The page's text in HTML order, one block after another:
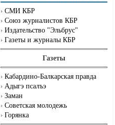
СМИ КБР
Союз журналистов КБР
Издательство "Эльбрус"
Газеты и журналы КБР
Газеты
Кабардино-Балкарская правда
Адыгэ псалъэ
Заман
Советская молодежь
Горянка